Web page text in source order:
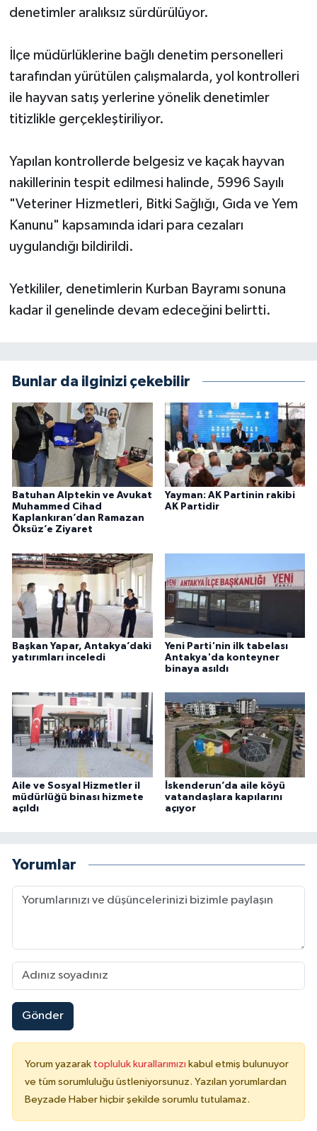
denetimler aralıksız sürdürülüyor.
İlçe müdürlüklerine bağlı denetim personelleri
tarafından yürütülen çalışmalarda, yol kontrolleri
ile hayvan satış yerlerine yönelik denetimler
titizlikle gerçekleştiriliyor.
Yapılan kontrollerde belgesiz ve kaçak hayvan
nakillerinin tespit edilmesi halinde, 5996 Sayılı
"Veteriner Hizmetleri, Bitki Sağlığı, Gıda ve Yem
Kanunu" kapsamında idari para cezaları
uygulandığı bildirildi.
Yetkililer, denetimlerin Kurban Bayramı sonuna
kadar il genelinde devam edeceğini belirtti.
Bunlar da ilginizi çekebilir
Batuhan Alptekin ve Avukat
Muhammed Cihad
Kaplankıran’dan Ramazan
Öksüz’e Ziyaret
Yayman: AK Partinin rakibi
AK Partidir
Başkan Yapar, Antakya’daki
yatırımları inceledi
Yeni Parti'nin ilk tabelası
Antakya'da konteyner
binaya asıldı
Aile ve Sosyal Hizmetler il
müdürlüğü binası hizmete
açıldı
İskenderun’da aile köyü
vatandaşlara kapılarını
açıyor
Yorumlar
Gönder
Yorum yazarak topluluk kurallarımızı kabul etmiş bulunuyor
ve tüm sorumluluğu üstleniyorsunuz. Yazılan yorumlardan
Beyzade Haber hiçbir şekilde sorumlu tutulamaz.